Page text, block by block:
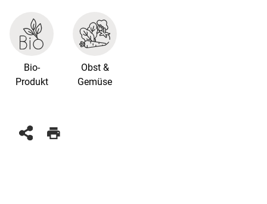
Bio-
Produkt
Obst &
Gemüse